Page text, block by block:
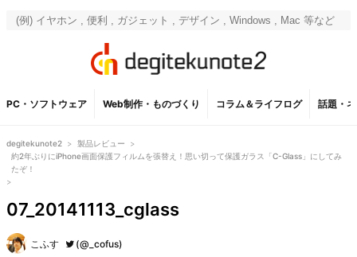
PC・ソフトウェア Web制作・ものづくり コラム＆ライフログ 話題・
degitekunote2 > 製品レビュー
>
約2年ぶりにiPhone画面保護フィルムを張替え！思い切って保護ガラス「C-Glass」にしてみ
たぞ！
>
07_20141113_cglass
こふす (@_cofus)